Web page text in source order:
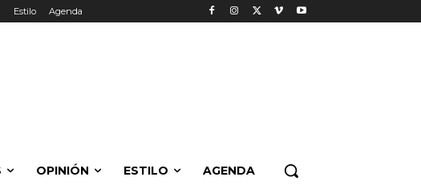
Estilo Agenda
OPINIÓN ESTILO AGENDA